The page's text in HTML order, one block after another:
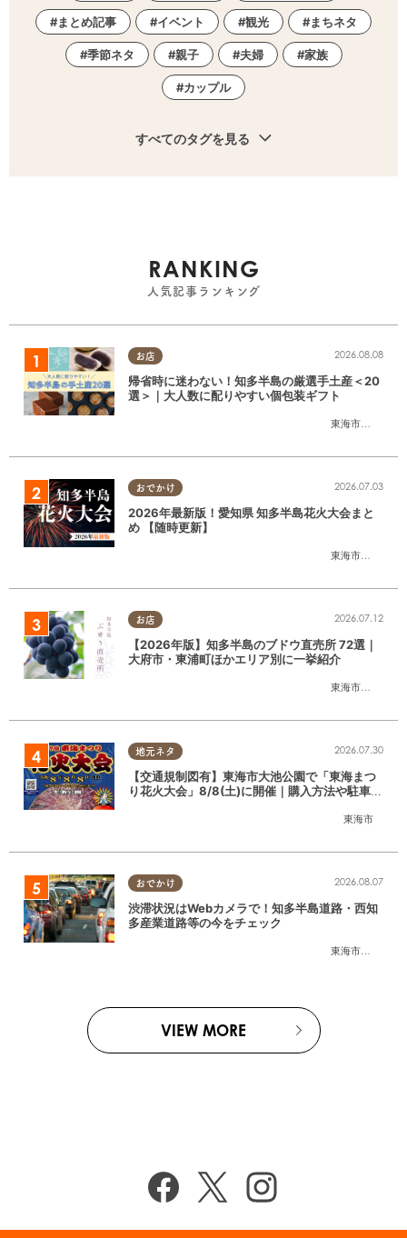
まとめ記事 イベント 観光 まちネタ
季節ネタ 親子 夫婦 家族
カップル
すべてのタグを見る
RANKING
人気記事ランキング
お店
東海市大府市
2026.08.08
帰省時に迷わない！知多半島の厳選手土産＜20
選＞｜大人数に配りやすい個包装ギフト
おでかけ
東海市大府市
2026.07.03
2026年最新版！愛知県 知多半島花火大会まと
め 【随時更新】
お店
東海市大府市
2026.07.12
【2026年版】知多半島のブドウ直売所 72選｜
大府市・東浦町ほかエリア別に一挙紹介
地元ネタ
東海市
2026.07.30
【交通規制図有】東海市大池公園で「東海まつ
り花火大会」8/8(土)に開催｜購入方法や駐車場
おでかけ
東海市大府市
2026.08.07
渋滞状況はWebカメラで！知多半島道路・西知
多産業道路等の今をチェック
VIEW MORE